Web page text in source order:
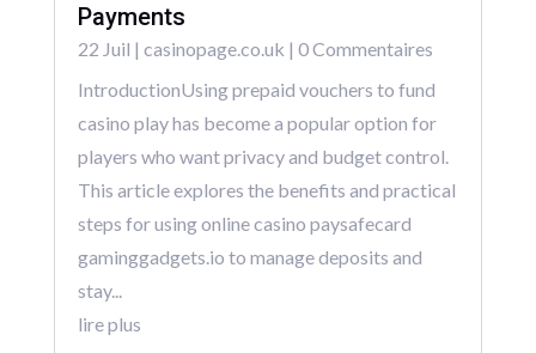
Payments
22 Juil | casinopage.co.uk | 0 Commentaires
IntroductionUsing prepaid vouchers to fund
casino play has become a popular option for
players who want privacy and budget control.
This article explores the benefits and practical
steps for using online casino paysafecard
gaminggadgets.io to manage deposits and
stay...
lire plus